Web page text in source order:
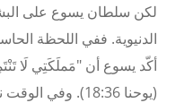
لكن سلطان يسوع على
الدنيوية. ففي اللحظة
أكّد يسوع أن "مَملَكَتِي لَا
(يوحنا
18:36
). وفي الوقت